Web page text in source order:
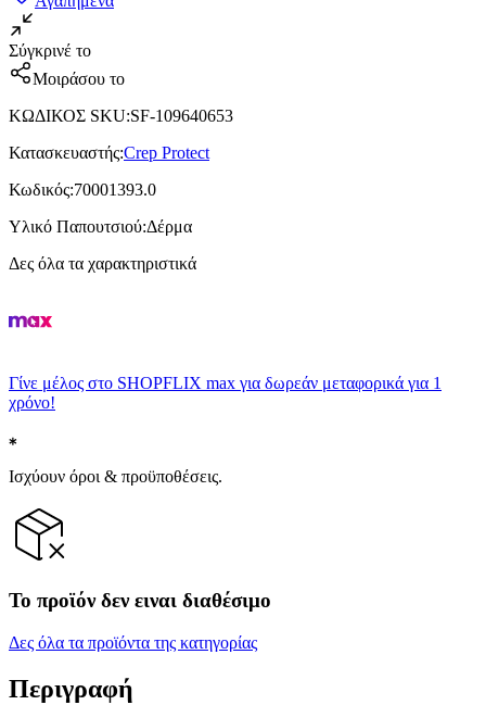
Σύγκρινέ το
Μοιράσου το
ΚΩΔΙΚΟΣ SKU:SF-109640653
Κατασκευαστής:Crep Protect
Κωδικός:70001393.0
Υλικό Παπουτσιού:Δέρμα
Δες όλα τα χαρακτηριστικά
Γίνε μέλος στο SHOPFLIX max για δωρεάν μεταφορικά για 1
χρόνο!
Ισχύουν όροι & προϋποθέσεις.
Το προϊόν δεν ειναι διαθέσιμο
Δες όλα τα προϊόντα της κατηγορίας
Περιγραφή